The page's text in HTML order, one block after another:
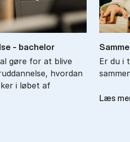
- ba­chel­or
gøre for at blive
hvordan
i løbet af
Er du i
Læs